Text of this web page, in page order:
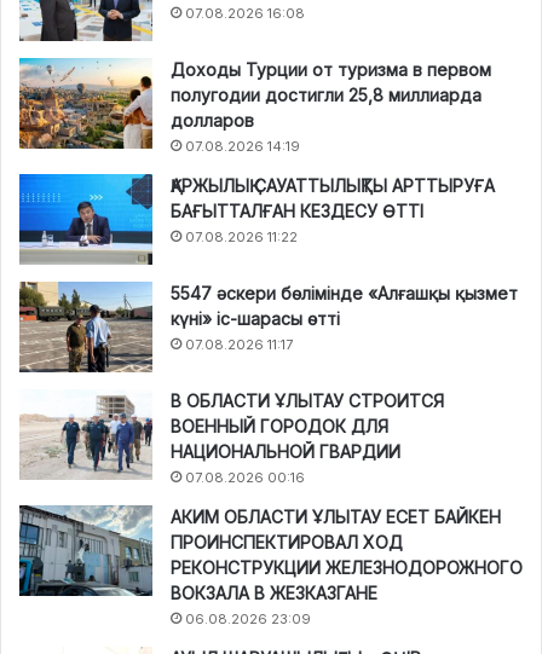
07.08.2026 16:08
Доходы Турции от туризма в первом
полугодии достигли 25,8 миллиарда
долларов
07.08.2026 14:19
ҚАРЖЫЛЫҚ САУАТТЫЛЫҚТЫ АРТТЫРУҒА
БАҒЫТТАЛҒАН КЕЗДЕСУ ӨТТІ
07.08.2026 11:22
5547 әскери бөлімінде «Алғашқы қызмет
күні» іс-шарасы өтті
07.08.2026 11:17
В ОБЛАСТИ ҰЛЫТАУ СТРОИТСЯ
ВОЕННЫЙ ГОРОДОК ДЛЯ
НАЦИОНАЛЬНОЙ ГВАРДИИ
07.08.2026 00:16
АКИМ ОБЛАСТИ ҰЛЫТАУ ЕСЕТ БАЙКЕН
ПРОИНСПЕКТИРОВАЛ ХОД
РЕКОНСТРУКЦИИ ЖЕЛЕЗНОДОРОЖНОГО
ВОКЗАЛА В ЖЕЗКАЗГАНЕ
06.08.2026 23:09